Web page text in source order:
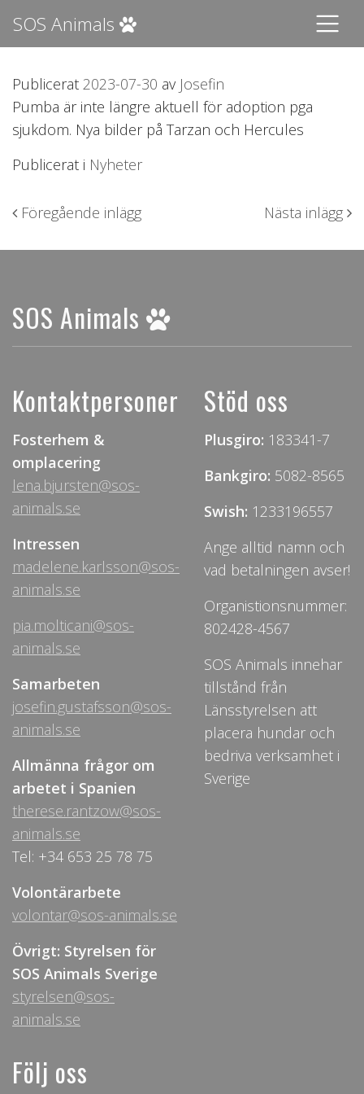
SOS Animals
Publicerat 2023-07-30 av Josefin
Pumba är inte längre aktuell för adoption pga
sjukdom. Nya bilder på Tarzan och Hercules
Publicerat i Nyheter
Inläggsnavigering
Föregående inlägg Nästa inlägg
SOS Animals
Kontaktpersoner
Fosterhem &
omplacering
lena.bjursten@sos-
animals.se
Intressen
madelene.karlsson@sos-
animals.se
pia.molticani@sos-
animals.se
Samarbeten
josefin.gustafsson@sos-
animals.se
Allmänna frågor om
arbetet i Spanien
therese.rantzow@sos-
animals.se
Tel: +34 653 25 78 75
Volontärarbete
volontar@sos-animals.se
Övrigt: Styrelsen för
SOS Animals Sverige
styrelsen@sos-
animals.se
Stöd oss
Plusgiro: 183341-7
Bankgiro: 5082-8565
Swish: 1233196557
Ange alltid namn och
vad betalningen avser!
Organistionsnummer:
802428-4567
SOS Animals innehar
tillstånd från
Länsstyrelsen att
placera hundar och
bedriva verksamhet i
Sverige
Följ oss